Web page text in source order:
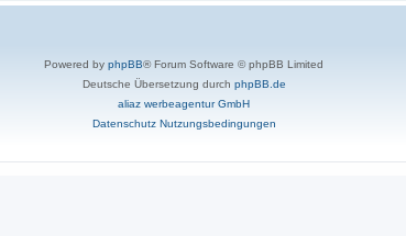
Powered by phpBB® Forum Software © phpBB Limited
Deutsche Übersetzung durch phpBB.de
aliaz werbeagentur GmbH
Datenschutz Nutzungsbedingungen